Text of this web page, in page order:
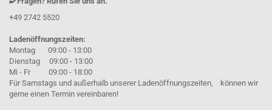
+49 2742 5520
Ladenöffnungszeiten:
Montag 09:00 - 13:00
Dienstag 09:00 - 13:00
Mi - Fr 09:00 - 18:00
Für Samstags und außerhalb unserer Ladenöffnungszeiten, können wir
gerne einen Termin vereinbaren!